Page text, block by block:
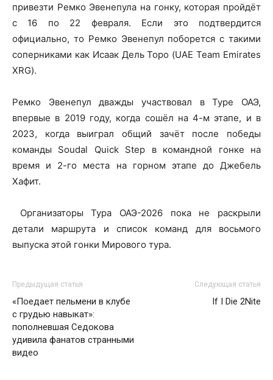
привезти Ремко Эвенепула на гонку, которая пройдёт
с 16 по 22 февраля. Если это подтвердится
официально, то Ремко Эвенепул поборется с такими
соперниками как Исаак Дель Торо (UAE Team Emirates
XRG).
Ремко Эвенепул дважды участвовал в Туре ОАЭ,
впервые в 2019 году, когда сошёл на 4-м этапе, и в
2023, когда выиграл общий зачёт после победы
команды Soudal Quick Step в командной гонке на
время и 2-го места на горном этапе до Джебель
Хафит.
Организаторы Тура ОАЭ-2026 пока не раскрыли
детали маршрута и список команд для восьмого
выпуска этой гонки Мирового тура.
Предыдущая статья
«Поедает пельмени в клубе
с грудью навыкат»:
пополневшая Седокова
удивила фанатов странными
видео
Следующая статья
If I Die 2Nite